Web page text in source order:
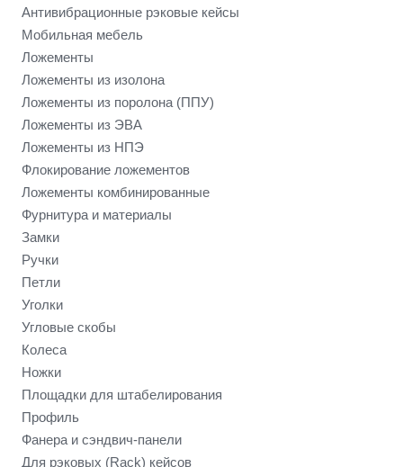
Антивибрационные рэковые кейсы
Мобильная мебель
Ложементы
Ложементы из изолона
Ложементы из поролона (ППУ)
Ложементы из ЭВА
Ложементы из НПЭ
Флокирование ложементов
Ложементы комбинированные
Фурнитура и материалы
Замки
Ручки
Петли
Уголки
Угловые скобы
Колеса
Ножки
Площадки для штабелирования
Профиль
Фанера и сэндвич-панели
Для рэковых (Rack) кейсов